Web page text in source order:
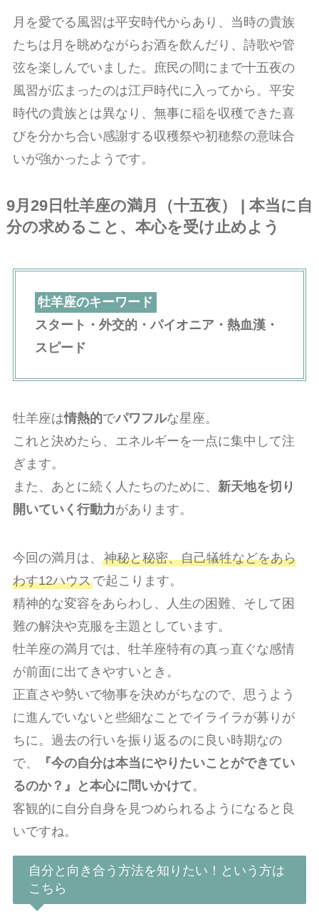
月を愛でる風習は平安時代からあり、当時の貴族
たちは月を眺めながらお酒を飲んだり、詩歌や管
弦を楽しんでいました。庶民の間にまで十五夜の
風習が広まったのは江戸時代に入ってから。平安
時代の貴族とは異なり、無事に稲を収穫できた喜
びを分かち合い感謝する収穫祭や初穂祭の意味合
いが強かったようです。
9月29日 牡羊座の満月 （十五夜）
本当に自
分の求めること、本心を受け止めよう
牡羊座のキーワード
スタート・外交的・パイオニア・熱血漢・
スピード
牡羊座は情熱的でパワフルな星座。
これと決めたら、エネルギーを一点に集中して注
ぎます。
また、あとに続く人たちのために、 新天地を切り
開いていく行動力があります。
今回の満月は、 神秘と秘密、自己犠牲などをあら
わす12ハウスで起こります。
精神的な変容をあらわし、人生の困難、そして困
難の解決や克服を主題としています。
牡羊座の満月では、牡羊座特有の真っ直ぐな感情
が前面に出てきやすいとき。
正直さや勢いで物事を決めがちなので、思うよう
に進んでいないと些細なことでイライラが募りが
ちに。過去の行いを振り返るのに良い時期なの
で、
『今の自分は本当にやりたいことができてい
るのか？』と本心に問いかけて。
客観的に自分自身を見つめられるようになると良
いですね。
自分と向き合う方法を知りたい！という方は
こちら